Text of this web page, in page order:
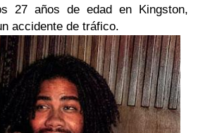
27 años de edad en Kingston,
accidente de tráfico.